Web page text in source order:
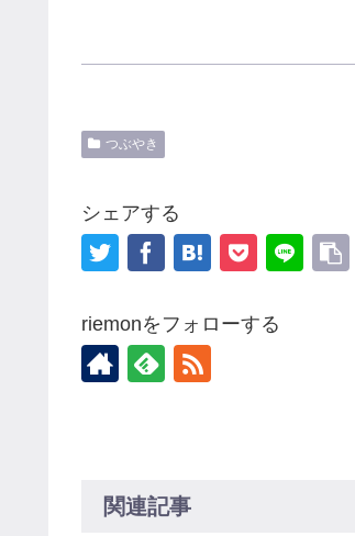
つぶやき
シェアする
riemonをフォローする
関連記事